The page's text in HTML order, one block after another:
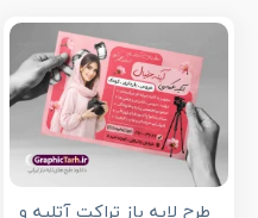
طرح لایه باز تراکت آتلیه و